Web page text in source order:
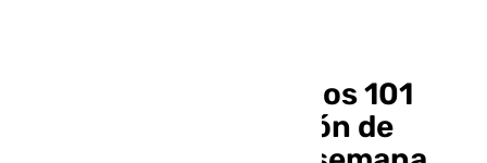
La lluvia se apunta a los 101
kilómetros de la Legión de